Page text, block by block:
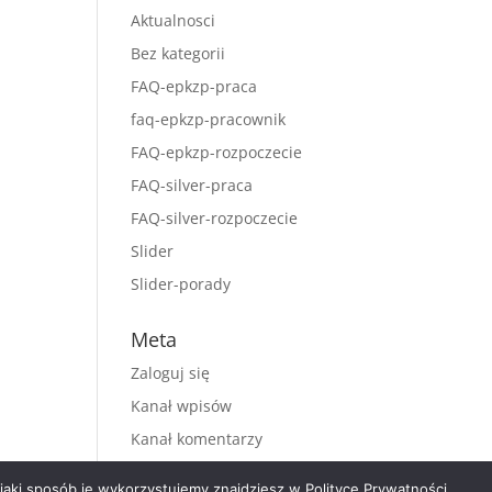
Aktualnosci
Bez kategorii
FAQ-epkzp-praca
faq-epkzp-pracownik
FAQ-epkzp-rozpoczecie
FAQ-silver-praca
FAQ-silver-rozpoczecie
Slider
Slider-porady
Meta
Zaloguj się
Kanał wpisów
Kanał komentarzy